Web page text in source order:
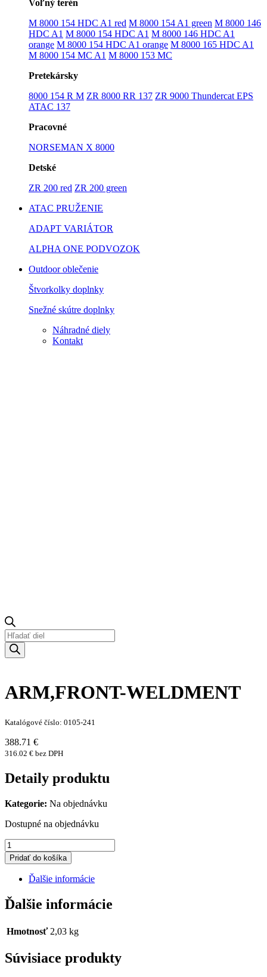
Voľný terén
M 8000 154 HDC A1 red M 8000 154 A1 green M 8000 146
HDC A1 M 8000 154 HDC A1 M 8000 146 HDC A1
orange M 8000 154 HDC A1 orange M 8000 165 HDC A1
M 8000 154 MC A1 M 8000 153 MC
Pretekársky
8000 154 R M ZR 8000 RR 137 ZR 9000 Thundercat EPS
ATAC 137
Pracovné
NORSEMAN X 8000
Detské
ZR 200 red ZR 200 green
ATAC PRUŽENIE
ADAPT VARIÁTOR
ALPHA ONE PODVOZOK
Outdoor oblečenie
Štvorkolky doplnky
Snežné skútre doplnky
Náhradné diely
Kontakt
Products
search
ARM,FRONT-WELDMENT
Katalógové číslo: 0105-241
388.71 €
316.02 € bez DPH
Detaily produktu
Kategorie: Na objednávku
Dostupné na objednávku
množstvo
ARM,FRONT-
WELDMENT
Pridať do košíka
Ďalšie informácie
Ďalšie informácie
Hmotnosť 2,03 kg
Súvisiace produkty